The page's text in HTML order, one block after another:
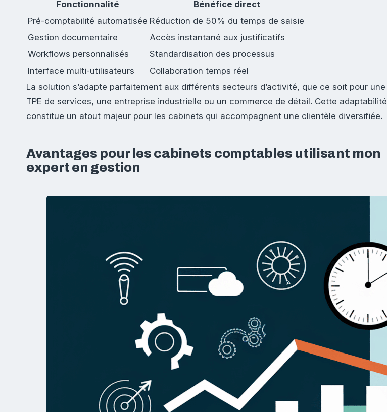
Fonctionnalité
Bénéfice direct
Pré-comptabilité automatisée Réduction de 50% du temps de saisie
Gestion documentaire
Accès instantané aux justificatifs
Workflows personnalisés
Standardisation des processus
Interface multi-utilisateurs
Collaboration temps réel
La solution s’adapte parfaitement aux différents secteurs d’activité, que ce soit pour une
TPE de services, une entreprise industrielle ou un commerce de détail. Cette adaptabilité
constitue un atout majeur pour les cabinets qui accompagnent une clientèle diversifiée.
Avantages pour les cabinets comptables utilisant mon
expert en gestion